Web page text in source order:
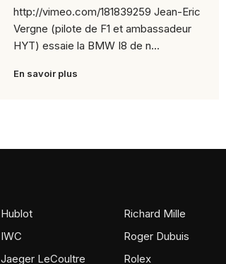
http://vimeo.com/181839259 Jean-Eric
Vergne (pilote de F1 et ambassadeur
HYT) essaie la BMW I8 de n...
En savoir plus
Hublot
IWC
Jaeger LeCoultre
Richard Mille
Roger Dubuis
Rolex